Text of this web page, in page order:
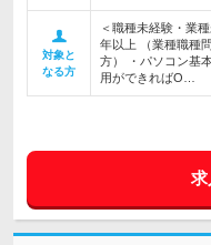
対象と
なる方
＜職種未経験・業
年以上 （業種職種
方） ・パソコン基
用ができればO…
求